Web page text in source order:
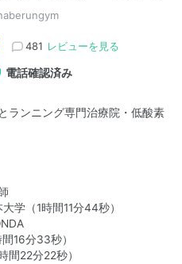
481 レビューを見る
電話確認済み
ランニング専門治療院・低酸素
学（1時間11分44秒）
16分33秒）
間22分22秒）